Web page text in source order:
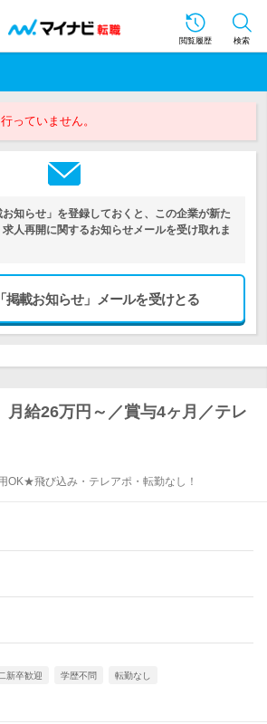
閲覧履歴 検索
っていません。
知らせ」を登録しておくと、この企業が新た
人再開に関するお知らせメールを受け取れま
掲載お知らせ」メールを受けとる
月給26万円～／賞与4ヶ月／テレ
OK★飛び込み・テレアポ・転勤なし！
新卒歓迎 学歴不問 転勤なし